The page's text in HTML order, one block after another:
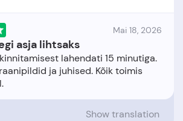
Mai 18, 2026
asja lihtsaks
lahendati 15 minutiga.
ja juhised. Kõik toimis
Show translation